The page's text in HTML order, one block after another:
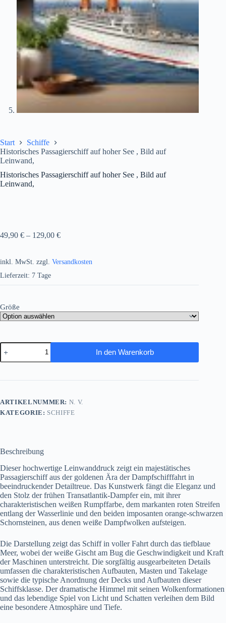
Start
Schiffe
Historisches Passagierschiff auf hoher See , Bild auf
Leinwand,
Historisches Passagierschiff auf hoher See , Bild auf
Leinwand,
49,90 € – 129,00 €
inkl. MwSt. zzgl. Versandkosten
Lieferzeit: 7 Tage
Größe
Historisches
Passagierschiff
auf
See
auf
Leinwand,
In den Warenkorb
ARTIKELNUMMER: N. V.
KATEGORIE: SCHIFFE
Beschreibung
Dieser hochwertige Leinwanddruck zeigt ein majestätisches
Passagierschiff aus der goldenen Ära der Dampfschifffahrt in
beeindruckender Detailtreue. Das Kunstwerk fängt die Eleganz und
den Stolz der frühen Transatlantik-Dampfer ein, mit ihrer
charakteristischen weißen Rumpffarbe, dem markanten roten Streifen
entlang der Wasserlinie und den beiden imposanten orange-schwarzen
Schornsteinen, aus denen weiße Dampfwolken aufsteigen.
Die Darstellung zeigt das Schiff in voller Fahrt durch das tiefblaue
Meer, wobei der weiße Gischt am Bug die Geschwindigkeit und Kraft
der Maschinen unterstreicht. Die sorgfältig ausgearbeiteten Details
umfassen die charakteristischen Aufbauten, Masten und Takelage
sowie die typische Anordnung der Decks und Aufbauten dieser
Schiffsklasse. Der dramatische Himmel mit seinen Wolkenformationen
und das lebendige Spiel von Licht und Schatten verleihen dem Bild
eine besondere Atmosphäre und Tiefe.